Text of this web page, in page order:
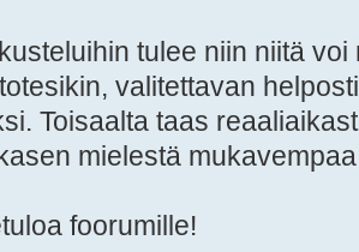
tulee niin niitä
valitettavan
Toisaalta taas
mielestä
foorumille!